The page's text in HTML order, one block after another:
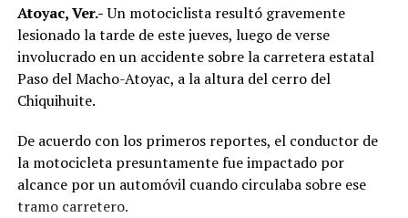
Atoyac, Ver.-Un motociclista resultó gravemente
lesionado la tarde de este jueves, luego de verse
involucrado en un accidente sobre la carretera estatal
Paso del Macho-Atoyac, a la altura del cerro del
Chiquihuite.
De acuerdo con los primeros reportes, el conductor de
la motocicleta presuntamente fue impactado por
alcance por un automóvil cuando circulaba sobre ese
tramo carretero.